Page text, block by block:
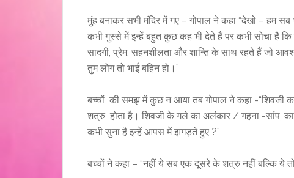
मुंह बनाकर सभी मंदिर में गए – गोपाल ने कहा “देखो – हम
कभी गुस्से में इन्हें बहुत कुछ कह भी देते हैं पर कभी सोचा है कि
सादगी, प्रेम, सहनशीलता और शान्ति के साथ रहते हैं जो
तुम लोग तो भाई बहिन हो।”
बच्चों की समझ में कुछ न आया तब गोपाल ने कहा -“शिवजी
शत्रु होता है। शिवजी के गले का अलंकार / गहना -सांप,
कभी सुना है इन्हें आपस में झगड़ते हुए ?”
बच्चों ने कहा – “नहीं ये सब एक दूसरे के शत्रु नहीं बल्कि ये तो